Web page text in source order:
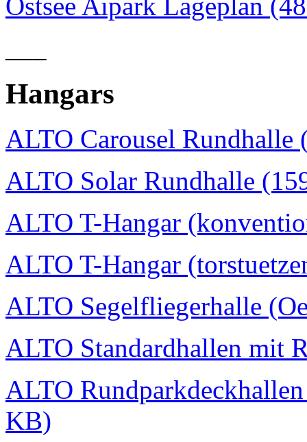
Hangars
ALTO Carousel Rundhalle
ALTO Solar Rundhalle
ALTO T-Hangar
ALTO T-Hangar
ALTO Segelfliegerhalle
ALTO Standardhallen mit
ALTO
KB)